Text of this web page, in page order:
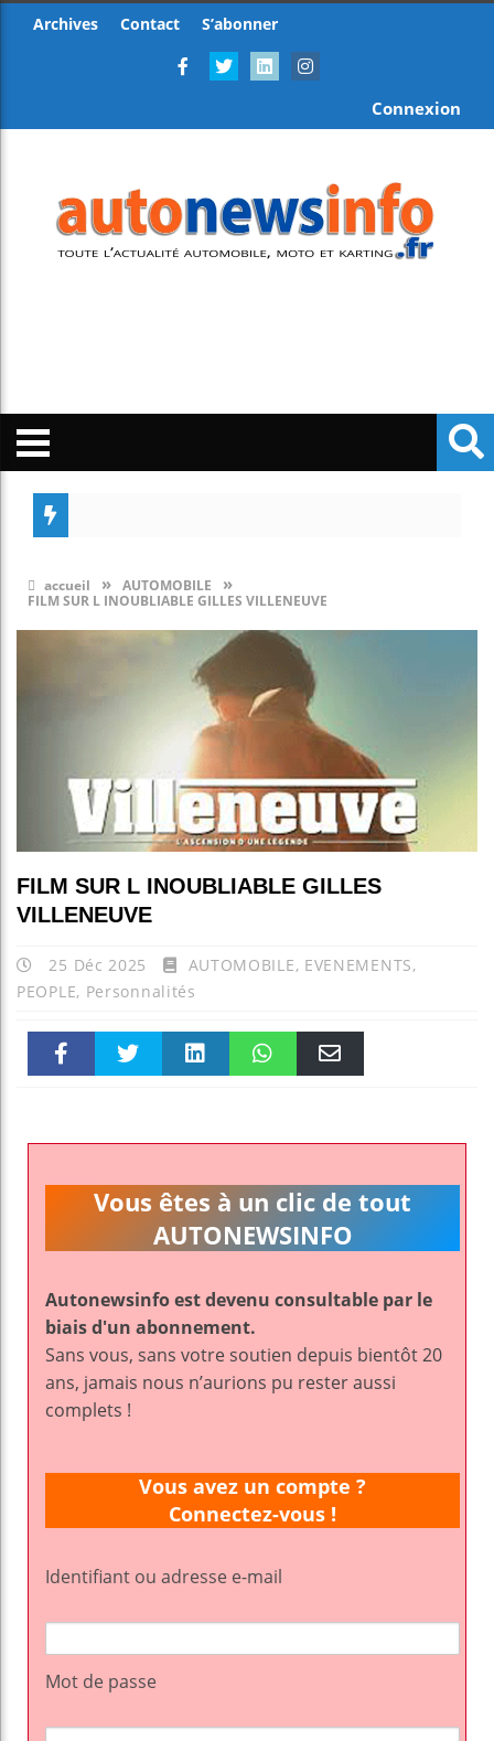
Archives Contact S’abonner
Connexion
accueil » AUTOMOBILE »
FILM SUR L INOUBLIABLE GILLES VILLENEUVE
FILM SUR L INOUBLIABLE GILLES
VILLENEUVE
25 Déc 2025 AUTOMOBILE, EVENEMENTS,
PEOPLE, Personnalités
k pt
Vous êtes à un clic de tout
AUTONEWSINFO
Autonewsinfo est devenu consultable par le
biais d'un abonnement.
Sans vous, sans votre soutien depuis bientôt 20
ans, jamais nous n’aurions pu rester aussi
complets !
Vous avez un compte ?
Connectez-vous !
Identifiant ou adresse e-mail
Mot de passe